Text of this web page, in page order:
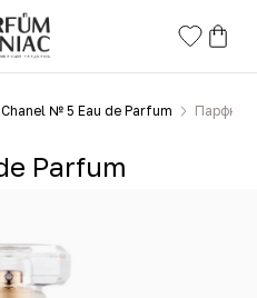
Chanel № 5 Eau de Parfum
Parfum